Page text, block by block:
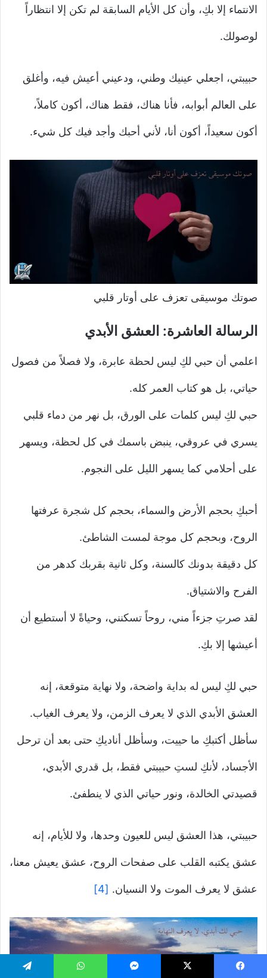
الانتماء إلا بكِ، وأن كل الأيام السابقة لم تكن إلا انتظاراً
لوصولك.
حبيبتي، اجعلي عينيك وطني، ودعيني أعيش فيه، وأغلق
على العالم أبوابه، فأنا هناك، فقط هناك، أكون كاملاً،
أكون سعيداً، أكون أنا، لأني أحبك وأجد فيك كل شيء.
صوتك موسيقى تعزف على أوتار قلبي
الرسالة العاشرة: العشق الأبدي
اعلمي أن حبي لكِ ليس لحظة عابرة، ولا فصلاً من فصول
حياتي، بل هو كتاب العمر كله.
حبي لكِ ليس كلمات على الورق، بل نهر من دماء قلبي
يسري في عروقي، ينبض باسمك في كل لحظة، ويسهر
على أحلامي كما يسهر الليل على النجوم.
أحبكِ بحجم الأرض والسماء، بحجم كل شجرة عرفتها
الروح، وبحجم كل موجة لمست الشاطئ.
كل دقيقة بدونك كالسنة، وكل ثانية بقربك كدهر من
الفرح والاشتياق.
لقد صرتِ جزءاً مني، روحاً تسكنني، وحياةً لا أستطيع أن
أعيشها إلا بكِ.
حبي لكِ ليس له بداية واضحة، ولا نهاية متوقعة، إنه
العشق الأبدي الذي لا يعرف الزمن، ولا يعرف الغياب.
سأظل أكتبكِ ما حييت، وسأظل أناديكِ حتى بعد أن ترحل
الأجساد، لأنكِ لستِ حبيبتي فقط، بل قدري الأبدي،
قصيدتي الخالدة، ونور حياتي الذي لا ينطفئ.
حبيبتي، هذا العشق ليس للعيون وحدها، ولا للأيام، إنه
عشق يكتبه القلب على صفحات الروح، عشق يعيش معنا،
عشق لا يعرف الموت ولا النسيان. [4]